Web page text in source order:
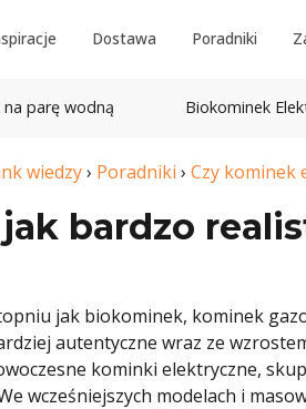
Dostawa Poradniki
parę wodną Biokominek
wiedzy› Poradniki › Czy kominek
bardzo
jak biokominek, kominek
autentyczne wraz ze
kominki elektryczne,
wcześniejszych modelach i